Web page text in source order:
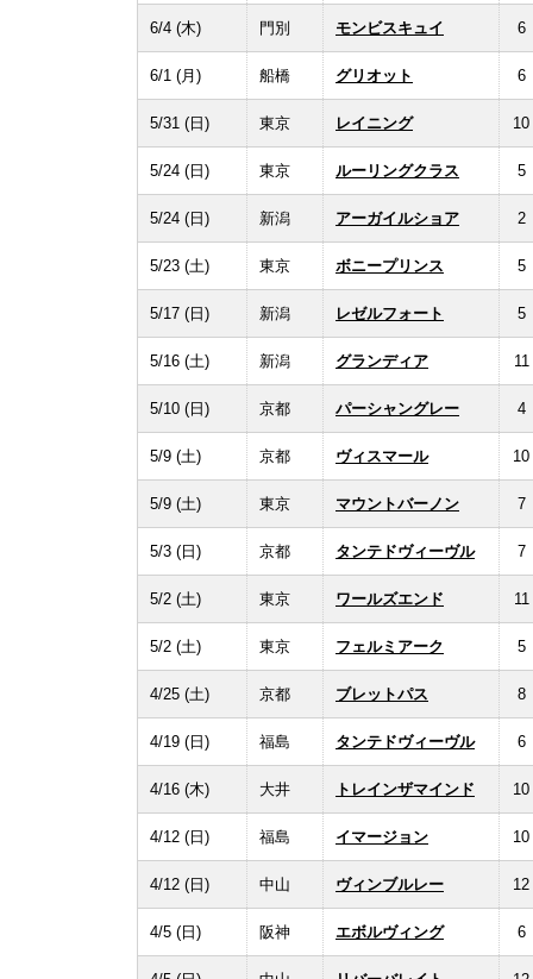
6/4 (木) 門別 モンビスキュイ 6
6/1 (月) 船橋 グリオット 6
5/31 (日) 東京 レイニング 10
5/24 (日) 東京 ルーリングクラス 5
5/24 (日) 新潟 アーガイルショア 2
5/23 (土) 東京 ボニープリンス 5
5/17 (日) 新潟 レゼルフォート 5
5/16 (土) 新潟 グランディア 11
5/10 (日) 京都 パーシャングレー 4
5/9 (土) 京都 ヴィスマール 10
5/9 (土) 東京 マウントバーノン 7
5/3 (日) 京都 タンテドヴィーヴル 7
5/2 (土) 東京 ワールズエンド 11
5/2 (土) 東京 フェルミアーク 5
4/25 (土) 京都 ブレットパス 8
4/19 (日) 福島 タンテドヴィーヴル 6
4/16 (木) 大井 トレインザマインド 10
4/12 (日) 福島 イマージョン 10
4/12 (日) 中山 ヴィンブルレー 12
4/5 (日) 阪神 エボルヴィング 6